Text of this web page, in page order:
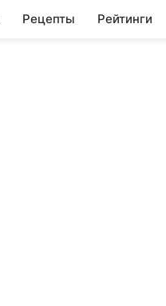
Рецепты Рейтинги